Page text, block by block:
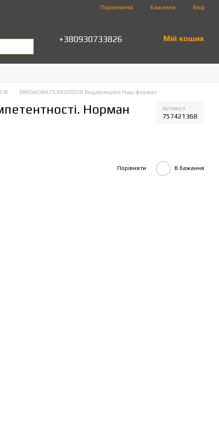
Порівняння Бажання Вхід
+380930733826 Мій кошик
ВІЙСЬКОВА ПСИХОЛОГІЯ Видавництво Наш формат
Норман Артикул
757421368
Порівняти В бажання